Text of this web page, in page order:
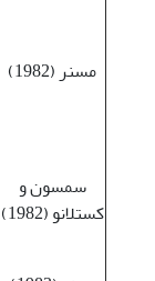
مسنر (1982)
سمسون و
کستلانو (1982)